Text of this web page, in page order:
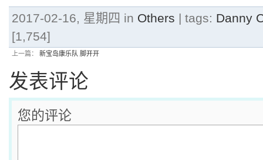
2017-02-16, 星期四 in Others | tags: Danny
[1,754]
上一篇： 新宝岛康乐队 脚开开
发表评论
您的评论